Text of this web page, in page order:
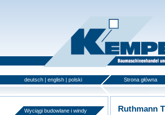
deutsch | english | polski Strona główna
Wyciągi budowlane i windy
Ruthmann